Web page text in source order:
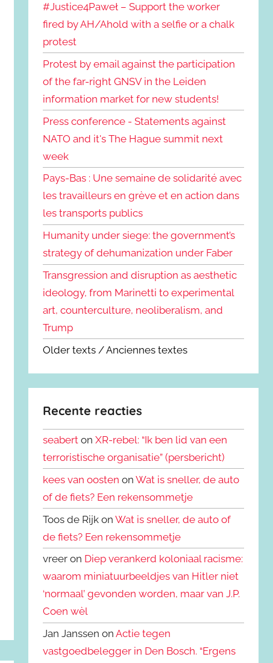
#Justice4Paweł – Support the worker
fired by AH/Ahold with a selfie or a chalk
protest
Protest by email against the participation
of the far-right GNSV in the Leiden
information market for new students!
Press conference - Statements against
NATO and it's The Hague summit next
week
Pays-Bas : Une semaine de solidarité avec
les travailleurs en grève et en action dans
les transports publics
Humanity under siege: the government’s
strategy of dehumanization under Faber
Transgression and disruption as aesthetic
ideology, from Marinetti to experimental
art, counterculture, neoliberalism, and
Trump
Older texts / Anciennes textes
Recente reacties
seabert onXR-rebel: “Ik ben lid van een
terroristische organisatie” (persbericht)
kees van oosten onWat is sneller, de auto
of de fiets? Een rekensommetje
Toos de Rijk onWat is sneller, de auto of
de fiets? Een rekensommetje
vreer on Diep verankerd koloniaal racisme:
waarom miniatuurbeeldjes van Hitler niet
‘normaal’ gevonden worden, maar van J.P.
Coen wèl
Jan Janssen onActie tegen
vastgoedbelegger in Den Bosch. “Ergens